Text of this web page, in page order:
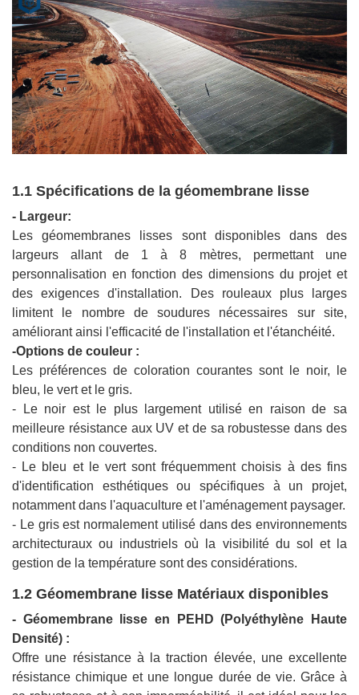
1.1 Spécifications de la géomembrane lisse
- Largeur:
Les géomembranes lisses sont disponibles dans des
largeurs allant de 1 à 8 mètres, permettant une
personnalisation en fonction des dimensions du projet et
des exigences d'installation. Des rouleaux plus larges
limitent le nombre de soudures nécessaires sur site,
améliorant ainsi l'efficacité de l'installation et l'étanchéité.
-Options de couleur :
Les préférences de coloration courantes sont le noir, le
bleu, le vert et le gris.
- Le noir est le plus largement utilisé en raison de sa
meilleure résistance aux UV et de sa robustesse dans des
conditions non couvertes.
- Le bleu et le vert sont fréquemment choisis à des fins
d'identification esthétiques ou spécifiques à un projet,
notamment dans l'aquaculture et l'aménagement paysager.
- Le gris est normalement utilisé dans des environnements
architecturaux ou industriels où la visibilité du sol et la
gestion de la température sont des considérations.
1.2 Géomembrane lisse Matériaux disponibles
- Géomembrane lisse en PEHD (Polyéthylène Haute
Densité) :
Offre une résistance à la traction élevée, une excellente
résistance chimique et une longue durée de vie. Grâce à